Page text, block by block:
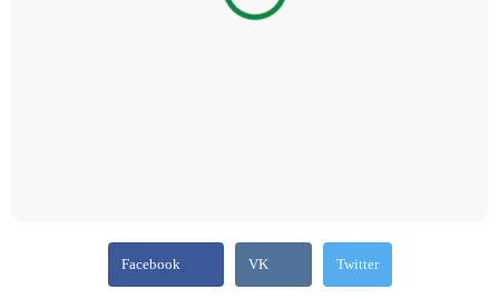
Facebook VK Twitter